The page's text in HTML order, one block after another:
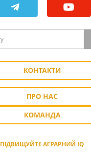
КОНТАКТИ
ПРО НАС
КОМАНДА
ПІДВИЩУЙТЕ АГРАРНИЙ IQ